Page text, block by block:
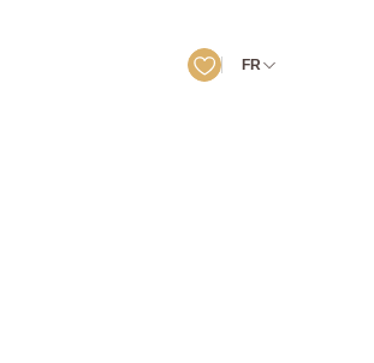
FR